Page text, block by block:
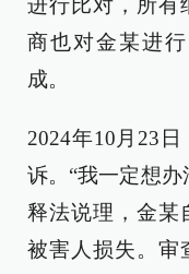
进行比对，所有
商也对金某进
成。
2024年10月23
诉。“我一定想
释法说理，金某
被害人损失。审